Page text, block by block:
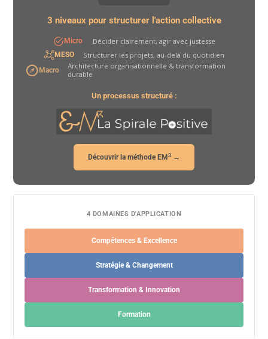
3 niveaux pour structurer l'action collective
Micro Décider clairement, agir avec justesse
MESO Structurer les projets, au-delà du quotidien
Macro
Architecture organisationnelle & transformation
durable
Un processus structuré :
Découvrir la méthode EM3 →
4 DOMAINES D'APPLICATION
Compétences & Excellence
Stratégie & Changement
Transformation & Innovation
Formation